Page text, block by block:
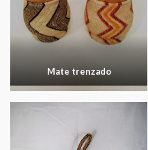
Mate trenzado